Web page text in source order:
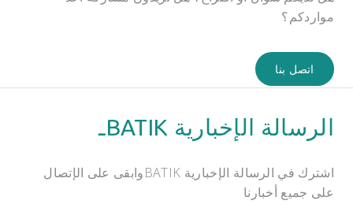
مواردكم؟
اتصل بنا
الرسالة الإخبارية BATIKـ
اشترك في الرسالة الإخبارية BATIKوابقى على الإتصال
على جميع أخبارنا